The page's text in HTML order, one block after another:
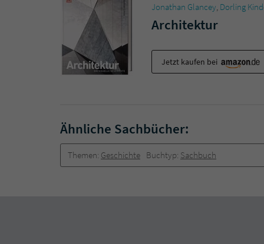
Jonathan Glancey, Dorling
Architektur
Jetzt kaufen bei
Ähnliche Sachbücher:
Themen: Geschichte Buchtyp: Sachbuch